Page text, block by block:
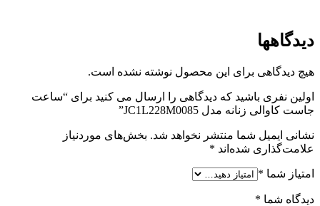
دیدگاهها
هیچ دیدگاهی برای این محصول نوشته نشده است.
اولین نفری باشید که دیدگاهی را ارسال می کنید برای “ساعت
جاست کاوالی زنانه مدل JC1L228M0085”
نشانی ایمیل شما منتشر نخواهد شد. بخش‌های موردنیاز
علامت‌گذاری شده‌اند *
امتیاز شما *
دیدگاه شما *